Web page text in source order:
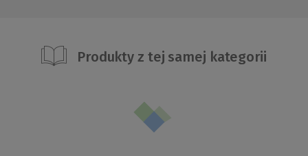
Produkty z tej samej kategorii